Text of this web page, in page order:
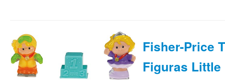
Fisher-Price
Figuras Little